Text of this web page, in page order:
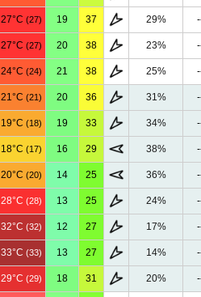
27°C (27) 19 37 29%
27°C (27) 20 38 23%
24°C (24) 21 38 25%
21°C (21) 20 36 31%
19°C (18) 19 33 34%
18°C (17) 16 29 38%
20°C (20) 14 25 36%
28°C (28) 13 25 24%
32°C (32) 12 27 17%
33°C (33) 13 27 14%
29°C (29) 18 31 20%